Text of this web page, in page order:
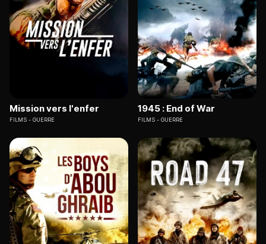
Mission vers l'enfer
FILMS GUERRE
1945 : End of War
FILMS GUERRE